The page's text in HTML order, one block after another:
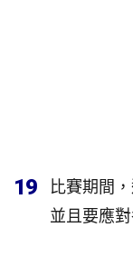
19
比賽期間
並且要應